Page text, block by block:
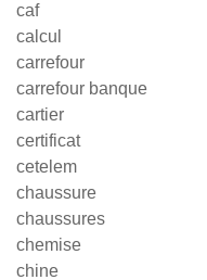
caf
calcul
carrefour
carrefour banque
cartier
certificat
cetelem
chaussure
chaussures
chemise
chine